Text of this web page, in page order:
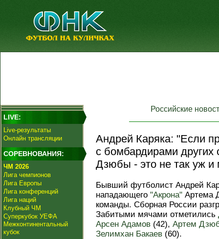
LIVE:
Live-результаты
Онлайн трансляции
СОРЕВНОВАНИЯ:
ЧМ 2026
Лига чемпионов
Лига Европы
Лига конференций
Лига наций
Клубный ЧМ
Суперкубок УЕФА
Межконтинентальный
кубок
Российские
Андрей Каряка: "Если
с бомбардирами других
Дзюбы - это не так уж и
Бывший футболист Андрей
нападающего "Акрона" Артема
команды. Сборная России
Забитыми мячами отметились
Арсен Адамов (42), Артем
Зелимхан Бакаев (60).